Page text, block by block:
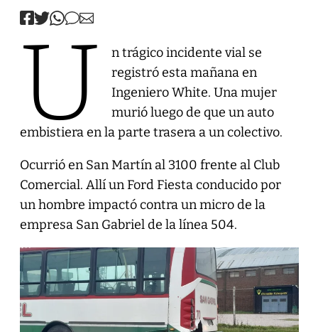
U
n trágico incidente vial se
registró esta mañana en
Ingeniero White. Una mujer
murió luego de que un auto
embistiera en la parte trasera a un colectivo.
Ocurrió en San Martín al 3100 frente al Club
Comercial. Allí un Ford Fiesta conducido por
un hombre impactó contra un micro de la
empresa San Gabriel de la línea 504.